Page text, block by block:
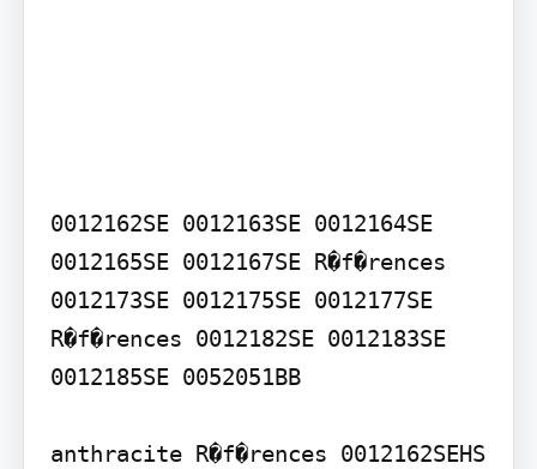
0012162SE 0012163SE 0012164SE
0012165SE 0012167SE R�f�rences
0012173SE 0012175SE 0012177SE
R�f�rences 0012182SE 0012183SE
0012185SE 0052051BB
anthracite R�f�rences 0012162SEHS